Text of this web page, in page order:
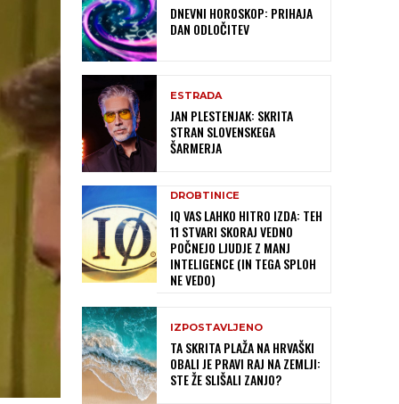
DNEVNI HOROSKOP: PRIHAJA
DAN ODLOČITEV
ESTRADA
JAN PLESTENJAK: SKRITA
STRAN SLOVENSKEGA
ŠARMERJA
DROBTINICE
IQ VAS LAHKO HITRO IZDA: TEH
11 STVARI SKORAJ VEDNO
POČNEJO LJUDJE Z MANJ
INTELIGENCE (IN TEGA SPLOH
NE VEDO)
IZPOSTAVLJENO
TA SKRITA PLAŽA NA HRVAŠKI
OBALI JE PRAVI RAJ NA ZEMLJI:
STE ŽE SLIŠALI ZANJO?